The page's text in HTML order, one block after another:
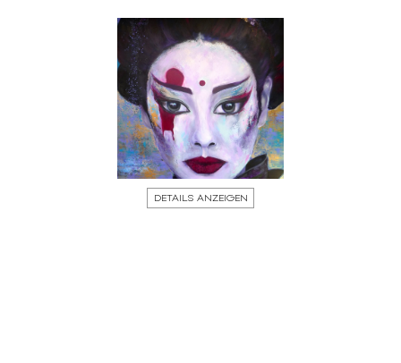
DETAILS ANZEIGEN